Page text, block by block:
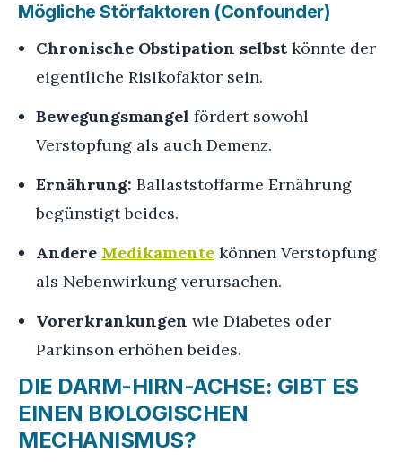
Mögliche Störfaktoren (Confounder)
Chronische Obstipation selbst könnte der
eigentliche Risikofaktor sein.
Bewegungsmangel fördert sowohl
Verstopfung als auch Demenz.
Ernährung: Ballaststoffarme Ernährung
begünstigt beides.
Andere Medikamente können Verstopfung
als Nebenwirkung verursachen.
Vorerkrankungen wie Diabetes oder
Parkinson erhöhen beides.
DIE DARM-HIRN-ACHSE: GIBT ES
EINEN BIOLOGISCHEN
MECHANISMUS?